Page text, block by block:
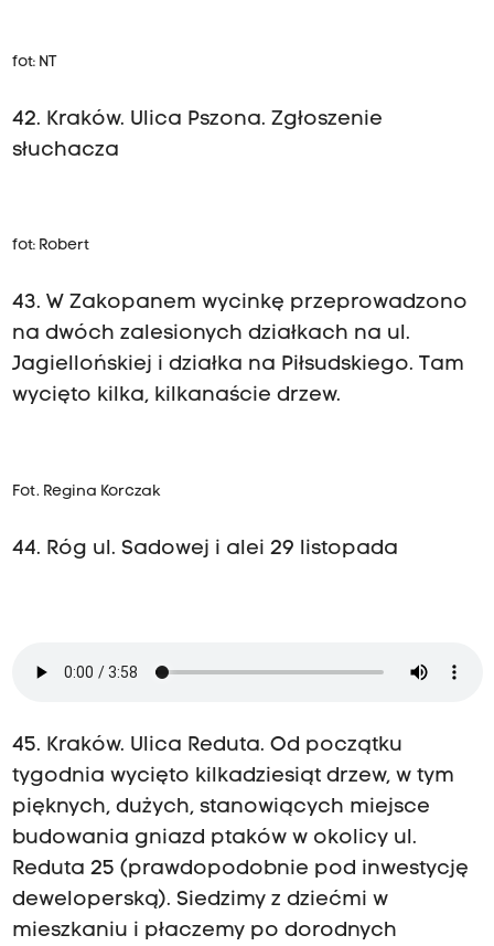
fot: NT
42. Kraków. Ulica Pszona. Zgłoszenie
słuchacza
fot: Robert
43. W Zakopanem wycinkę przeprowadzono
na dwóch zalesionych działkach na ul.
Jagiellońskiej i działka na Piłsudskiego. Tam
wycięto kilka, kilkanaście drzew.
Fot. Regina Korczak
44. Róg ul. Sadowej i alei 29 listopada
45. Kraków. Ulica Reduta. Od początku
tygodnia wycięto kilkadziesiąt drzew, w tym
pięknych, dużych, stanowiących miejsce
budowania gniazd ptaków w okolicy ul.
Reduta 25 (prawdopodobnie pod inwestycję
deweloperską). Siedzimy z dziećmi w
mieszkaniu i płaczemy po dorodnych